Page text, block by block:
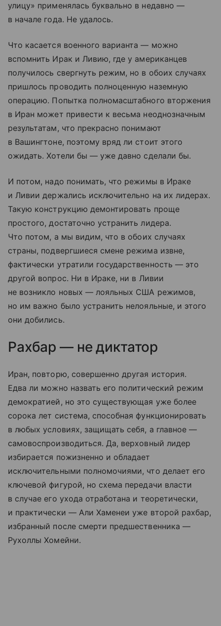
улицу» применялась буквально в недавно —
в начале года. Не удалось.
Что касается военного варианта — можно
вспомнить Ирак и Ливию, где у американцев
получилось свергнуть режим, но в обоих случаях
пришлось проводить полноценную наземную
операцию. Попытка полномасштабного вторжения
в Иран может привести к весьма неоднозначным
результатам, что прекрасно понимают
в Вашингтоне, поэтому вряд ли стоит этого
ожидать. Хотели бы — уже давно сделали бы.
И потом, надо понимать, что режимы в Ираке
и Ливии держались исключительно на их лидерах.
Такую конструкцию демонтировать проще
простого, достаточно устранить лидера.
Что потом, а мы видим, что в обоих случаях
страны, подвергшиеся смене режима извне,
фактически утратили государственность — это
другой вопрос. Ни в Ираке, ни в Ливии
не возникло новых — лояльных США режимов,
но им важно было устранить нелояльные, и этого
они добились.
Рахбар — не диктатор
Иран, повторю, совершенно другая история.
Едва ли можно назвать его политический режим
демократией, но это существующая уже более
сорока лет система, способная функционировать
в любых условиях, защищать себя, а главное —
самовоспроизводиться. Да, верховный лидер
избирается пожизненно и обладает
исключительными полномочиями, что делает его
ключевой фигурой, но схема передачи власти
в случае его ухода отработана и теоретически,
и практически — Али Хаменеи уже второй рахбар,
избранный после смерти предшественника —
Рухоллы Хомейни.